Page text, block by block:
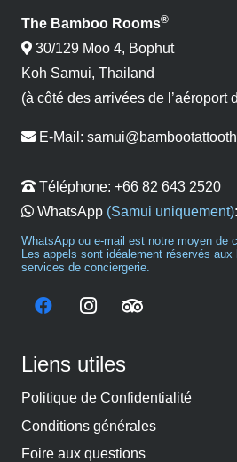
The Bamboo Rooms®
30/129 Moo 4, Bophut
Koh Samui, Thailand
(à côté des arrivées de l’aéroport
E-Mail:
Téléphone: +66 82 643 2520
WhatsApp (Samui uniquement):
WhatsApp ou e-mail est notre moyen de
Les appels sont idéalement réservés
services de conciergerie.
Liens utiles
Politique de Confidentialité
Conditions générales
Foire aux questions